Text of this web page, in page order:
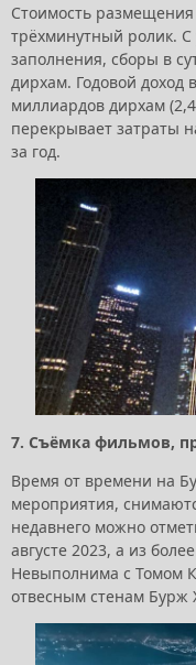
Стоимость
трёхминутный ролик. С
заполнения, сборы в
дирхам. Годовой доход
миллиардов дирхам
перекрывает затраты
за год.
7. Съёмка фильмов,
Время от времени на
мероприятия,
недавнего можно
августе 2023, а из
Невыполнима с Томом
отвесным стенам Бурж